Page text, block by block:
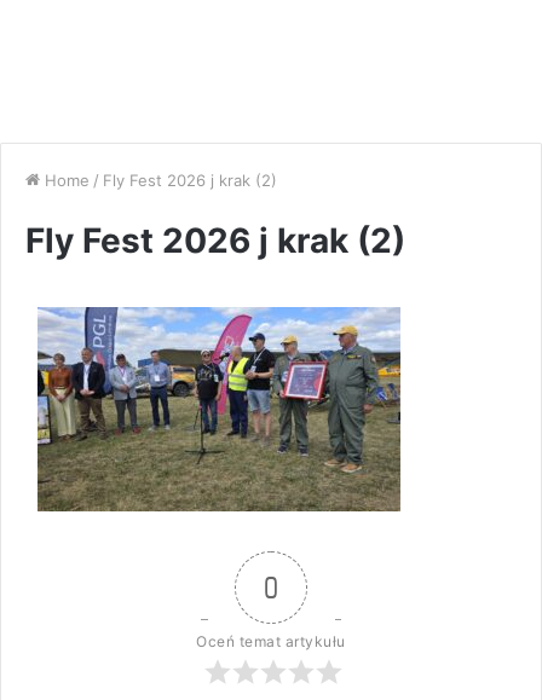
Home / Fly Fest 2026 j krak (2)
Fly Fest 2026 j krak (2)
0
Oceń temat artykułu